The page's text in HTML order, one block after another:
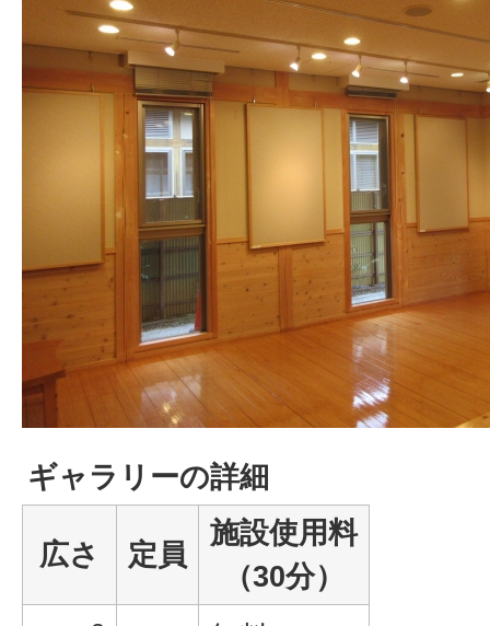
ギャラリーの詳細
広さ 定員
施設使用料
（30分）